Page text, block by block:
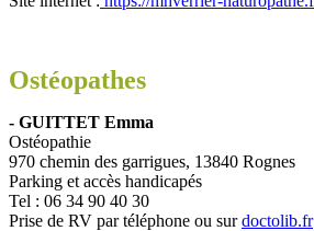
Ostéopathes
- GUITTET Emma
Ostéopathie
970 chemin des garrigues, 13840 Rognes
Parking et accès handicapés
Tel : 06 34 90 40 30
Prise de RV par téléphone ou surdoctolib.fr